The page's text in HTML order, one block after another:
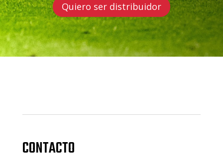
Quiero ser distribuidor
CONTACTO